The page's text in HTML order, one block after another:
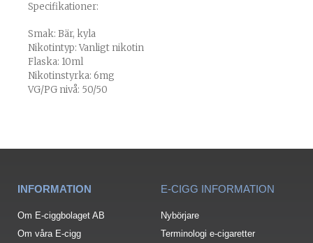
Specifikationer:
Smak: Bär, kyla
Nikotintyp: Vanligt nikotin
Flaska: 10ml
Nikotinstyrka: 6mg
VG/PG nivå: 50/50
INFORMATION
Om E-ciggbolaget AB
Om våra E-cigg
E-CIGG INFORMATION
Nybörjare
Terminologi e-cigaretter